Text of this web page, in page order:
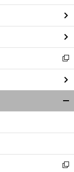
ン
ド
ウ
で
開
く
新
し
い
ウ
ィ
ン
ウ
開
く
新